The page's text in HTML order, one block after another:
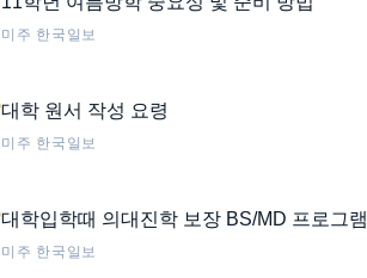
미주 한국일보
대학 원서 작성 요령
미주 한국일보
대학입학때 의대진학 보장 BS/MD 프로그램
미주 한국일보